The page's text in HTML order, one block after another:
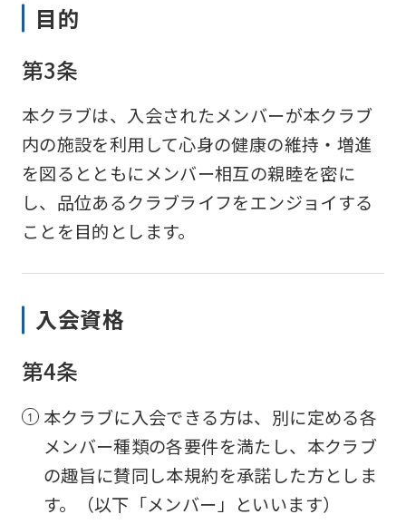
目的
第3条
本クラブは、入会されたメンバーが本クラブ
内の施設を利用して心身の健康の維持・増進
を図るとともにメンバー相互の親睦を密に
し、品位あるクラブライフをエンジョイする
ことを目的とします。
入会資格
第4条
本クラブに入会できる方は、別に定める各
メンバー種類の各要件を満たし、本クラブ
の趣旨に賛同し本規約を承諾した方としま
す。（以下「メンバー」といいます）